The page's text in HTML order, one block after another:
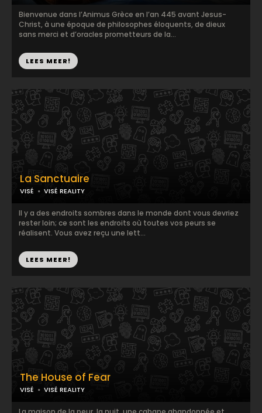
Bienvenue dans l’Animus Grèce en l’an 445 avant Jesus-
Christ, à une époque de philosophes éloquents, de dieux
sans merci et d’oracles prometteurs de la...
LEES MEER!
La Sanctuaire
VISÉ VISÉ REALITY
Il y a des endroits sombres dans le monde dont vous devriez
rester loin; ce sont les endroits où toutes vos peurs se
réalisent. Vous avez reçu une lett...
LEES MEER!
The House of Fear
VISÉ VISÉ REALITY